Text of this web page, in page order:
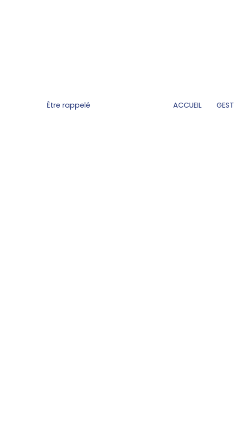
Être rappelé ACCUEIL